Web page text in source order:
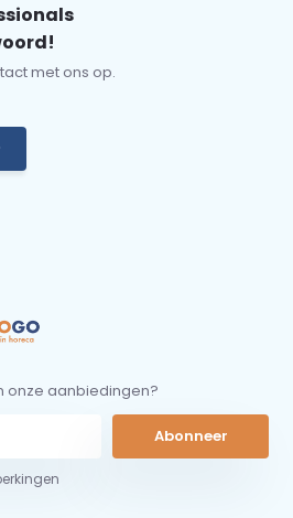
met ons op.
onze aanbiedingen?
Abonneer